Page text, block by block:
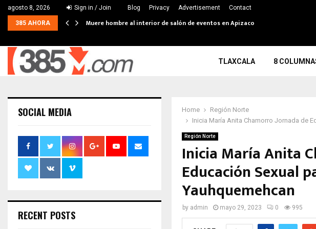
agosto 8, 2026 Sign in / Join Blog Privacy Advertisement Contact
385 AHORA Muere hombre al interior de salón de eventos en Apizaco
TLAXCALA 8
Home
Región Norte
Inicia María Anita Chamorro Jornada de
Región Norte
Inicia María Anita
Educación Sexual
Yauhquemehcan
by admin mayo 29, 2023 0 995
SOCIAL MEDIA
RECENT POSTS